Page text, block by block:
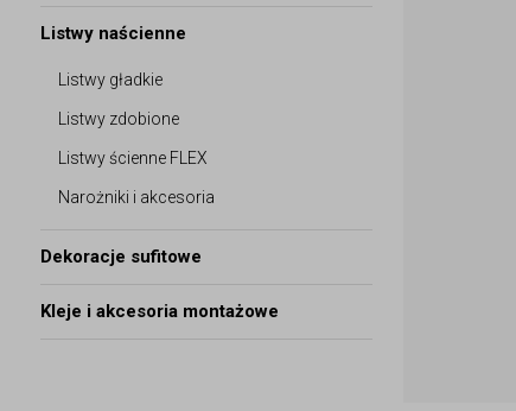
Listwy naścienne
Listwy gładkie
Listwy zdobione
Listwy ścienne FLEX
Narożniki i akcesoria
Dekoracje sufitowe
Kleje i akcesoria montażowe